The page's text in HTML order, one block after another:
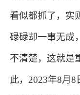
看似都抓了，实
碌碌却一事无成
不清楚，这就是
此，2023年8月